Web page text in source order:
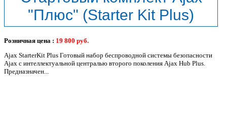
"Плюс" (Starter Kit Plus)
Розничная цена : 19 800 руб.
Ajax StarterKit Plus Готовый набор беспроводной системы безопасности
Ajax с интеллектуальной централью второго поколения Ajax Hub Plus.
Предназначен...